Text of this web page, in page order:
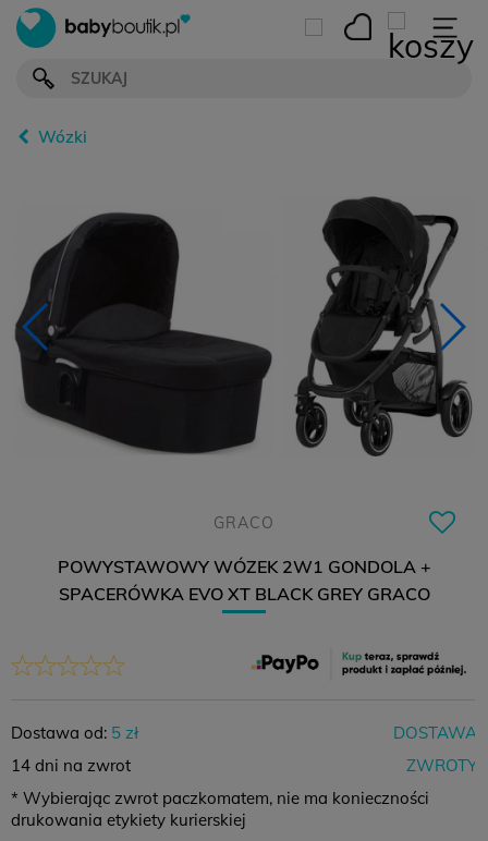
Wózki
GRACO
POWYSTAWOWY WÓZEK 2W1 GONDOLA +
SPACERÓWKA EVO XT BLACK GREY GRACO
Dostawa od: 5 zł
DOSTAWA
14 dni na zwrot
ZWROTY
* Wybierając zwrot paczkomatem, nie ma konieczności
drukowania etykiety kurierskiej